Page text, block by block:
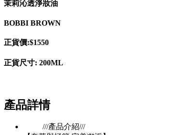
茉莉沁透淨妝油
BOBBI BROWN
正貨價:$1550
正貨尺寸: 200ML
產品詳情
///產品介紹///